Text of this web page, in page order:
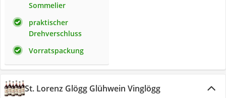
Sommelier
praktischer
Drehverschluss
Vorratspackung
St. Lorenz Glögg Glühwein Vinglögg